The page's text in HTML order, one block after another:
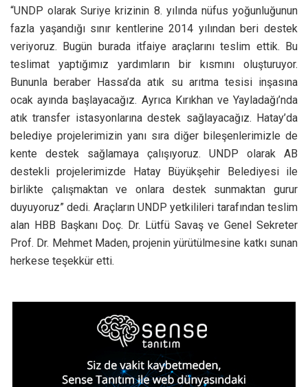
“UNDP olarak Suriye krizinin 8. yılında nüfus yoğunluğunun
fazla yaşandığı sınır kentlerine 2014 yılından beri destek
veriyoruz. Bugün burada itfaiye araçlarını teslim ettik. Bu
teslimat yaptığımız yardımların bir kısmını oluşturuyor.
Bununla beraber Hassa’da atık su arıtma tesisi inşasına
ocak ayında başlayacağız. Ayrıca Kırıkhan ve Yayladağı’nda
atık transfer istasyonlarına destek sağlayacağız. Hatay’da
belediye projelerimizin yanı sıra diğer bileşenlerimizle de
kente destek sağlamaya çalışıyoruz. UNDP olarak AB
destekli projelerimizde Hatay Büyükşehir Belediyesi ile
birlikte çalışmaktan ve onlara destek sunmaktan gurur
duyuyoruz” dedi. Araçların UNDP yetkilileri tarafından teslim
alan HBB Başkanı Doç. Dr. Lütfü Savaş ve Genel Sekreter
Prof. Dr. Mehmet Maden, projenin yürütülmesine katkı sunan
herkese teşekkür etti.